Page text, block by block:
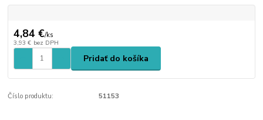
4,84 €/ks
3,93 € bez DPH
Pridať do košíka
Číslo produktu: 51153